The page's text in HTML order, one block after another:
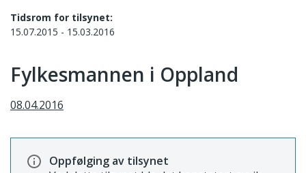
Tidsrom for tilsynet:
15.07.2015 - 15.03.2016
Fylkesmannen i Oppland
08.04.2016
Oppfølging av tilsynet